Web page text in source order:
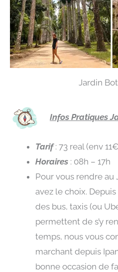
Jardin
Infos Pratiques
Tarif: 73 real (env
Horaires : 08h – 17h
Pour vous rendre au
avez le choix.
des bus, taxis (ou
permettent de s’y
temps, nous vous
marchant depuis
bonne occasion de